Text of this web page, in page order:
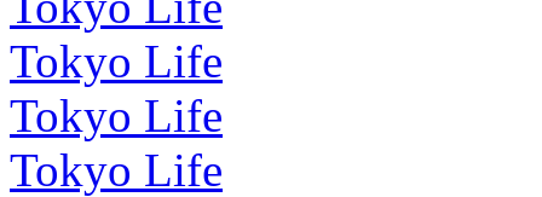
Tokyo Life
Tokyo Life
Tokyo Life